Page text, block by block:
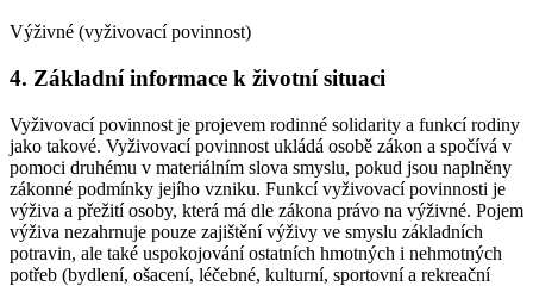
Výživné (vyživovací povinnost)
4. Základní informace k životní situaci
Vyživovací povinnost je projevem rodinné solidarity a funkcí rodiny
jako takové. Vyživovací povinnost ukládá osobě zákon a spočívá v
pomoci druhému v materiálním slova smyslu, pokud jsou naplněny
zákonné podmínky jejího vzniku. Funkcí vyživovací povinnosti je
výživa a přežití osoby, která má dle zákona právo na výživné. Pojem
výživa nezahrnuje pouze zajištění výživy ve smyslu základních
potravin, ale také uspokojování ostatních hmotných i nehmotných
potřeb (bydlení, ošacení, léčebné, kulturní, sportovní a rekreační